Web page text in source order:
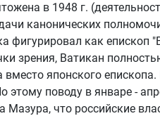
в 1948 г.
канонических
фигурировал как
зрения, Ватикан
японского
поводу в январе -
что российские